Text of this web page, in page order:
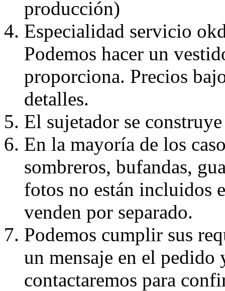
producción)
Especialidad servicio
Podemos hacer un
proporciona. Precios
detalles.
El sujetador se
En la mayoría de los
sombreros, bufandas,
fotos no están incluidos
venden por separado.
Podemos cumplir sus
un mensaje en el pedido
contactaremos para